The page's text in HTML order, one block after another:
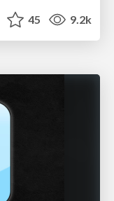
45 9.2k